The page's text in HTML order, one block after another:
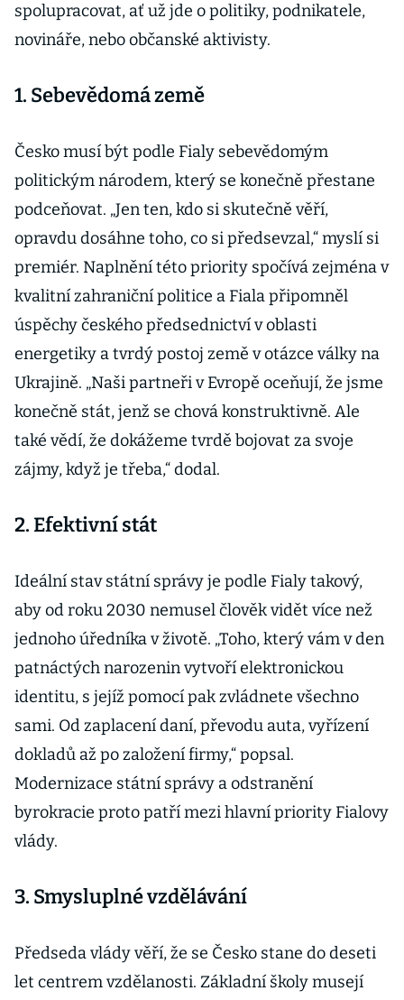
spolupracovat, ať už jde o politiky, podnikatele,
novináře, nebo občanské aktivisty.
1. Sebevědomá země
Česko musí být podle Fialy sebevědomým
politickým národem, který se konečně přestane
podceňovat. „Jen ten, kdo si skutečně věří,
opravdu dosáhne toho, co si předsevzal,“ myslí si
premiér. Naplnění této priority spočívá zejména v
kvalitní zahraniční politice a Fiala připomněl
úspěchy českého předsednictví v oblasti
energetiky a tvrdý postoj země v otázce války na
Ukrajině. „Naši partneři v Evropě oceňují, že jsme
konečně stát, jenž se chová konstruktivně. Ale
také vědí, že dokážeme tvrdě bojovat za svoje
zájmy, když je třeba,“ dodal.
2. Efektivní stát
Ideální stav státní správy je podle Fialy takový,
aby od roku 2030 nemusel člověk vidět více než
jednoho úředníka v životě. „Toho, který vám v den
patnáctých narozenin vytvoří elektronickou
identitu, s jejíž pomocí pak zvládnete všechno
sami. Od zaplacení daní, převodu auta, vyřízení
dokladů až po založení firmy,“ popsal.
Modernizace státní správy a odstranění
byrokracie proto patří mezi hlavní priority Fialovy
vlády.
3. Smysluplné vzdělávání
Předseda vlády věří, že se Česko stane do deseti
let centrem vzdělanosti. Základní školy musejí